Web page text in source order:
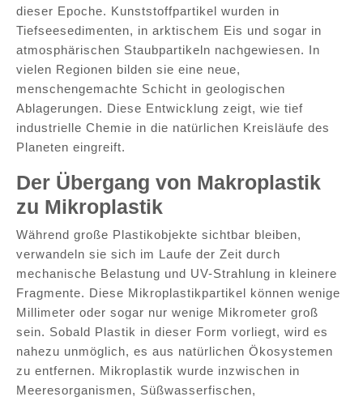
dieser Epoche. Kunststoffpartikel wurden in
Tiefseesedimenten, in arktischem Eis und sogar in
atmosphärischen Staubpartikeln nachgewiesen. In
vielen Regionen bilden sie eine neue,
menschengemachte Schicht in geologischen
Ablagerungen. Diese Entwicklung zeigt, wie tief
industrielle Chemie in die natürlichen Kreisläufe des
Planeten eingreift.
Der Übergang von Makroplastik
zu Mikroplastik
Während große Plastikobjekte sichtbar bleiben,
verwandeln sie sich im Laufe der Zeit durch
mechanische Belastung und UV-Strahlung in kleinere
Fragmente. Diese Mikroplastikpartikel können wenige
Millimeter oder sogar nur wenige Mikrometer groß
sein. Sobald Plastik in dieser Form vorliegt, wird es
nahezu unmöglich, es aus natürlichen Ökosystemen
zu entfernen. Mikroplastik wurde inzwischen in
Meeresorganismen, Süßwasserfischen,